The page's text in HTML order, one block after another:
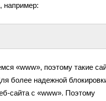
например:
«www», поэтому такие
более надежной
сайта с «www». Поэтому